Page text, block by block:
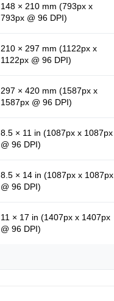
148 × 210 mm (793px x
793px @ 96 DPI)
210 × 297 mm (1122px x
1122px @ 96 DPI)
297 × 420 mm (1587px x
1587px @ 96 DPI)
8.5 × 11 in (1087px x 1087px
@ 96 DPI)
8.5 × 14 in (1087px x 1087px
@ 96 DPI)
11 × 17 in (1407px x 1407px
@ 96 DPI)